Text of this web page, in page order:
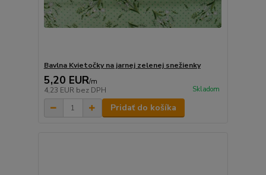
Bavlna Kvietočky na jarnej zelenej snežienky
5,20 EUR/m
4,23 EUR bez DPH Skladom
Pridať do košíka